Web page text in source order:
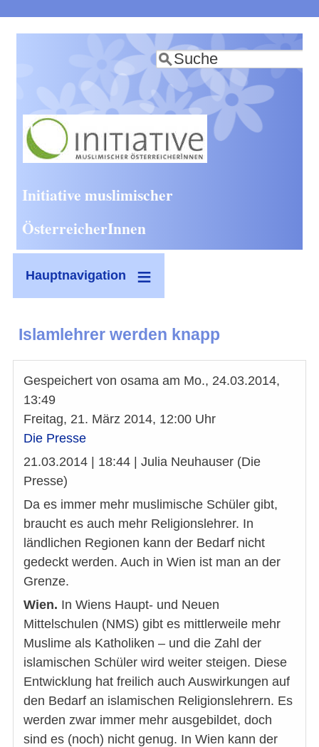
zum
Inhalt
Suche
Initiative muslimischer
ÖsterreicherInnen
Hauptnavigation
Islamlehrer werden knapp
Gespeichert von osama am Mo., 24.03.2014,
13:49
Freitag, 21. März 2014, 12:00 Uhr
Die Presse
21.03.2014 | 18:44 | Julia Neuhauser (Die
Presse)
Da es immer mehr muslimische Schüler gibt,
braucht es auch mehr Religionslehrer. In
ländlichen Regionen kann der Bedarf nicht
gedeckt werden. Auch in Wien ist man an der
Grenze.
Wien. In Wiens Haupt- und Neuen
Mittelschulen (NMS) gibt es mittlerweile mehr
Muslime als Katholiken – und die Zahl der
islamischen Schüler wird weiter steigen. Diese
Entwicklung hat freilich auch Auswirkungen auf
den Bedarf an islamischen Religionslehrern. Es
werden zwar immer mehr ausgebildet, doch
sind es (noch) nicht genug. In Wien kann der